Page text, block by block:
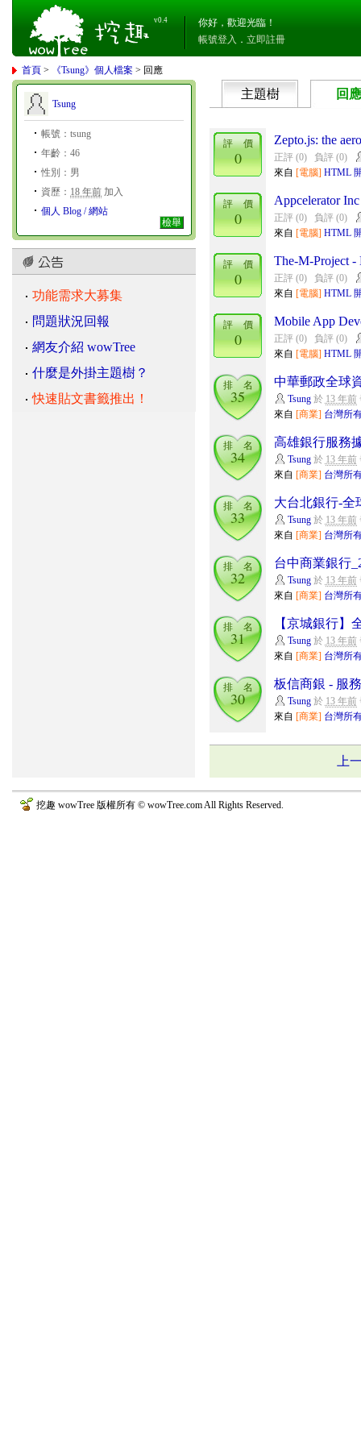
v0.4
你好，歡迎光臨！
帳號登入 ． 立即註冊
首頁 > 《Tsung》個人檔案 > 回應
Tsung
帳號：tsung
年齡：46
性別：男
資歷： 18 年前 加入
個人 Blog / 網站
檢舉
功能需求大募集
問題狀況回報
網友介紹 wowTree
什麼是外掛主題樹？
快速貼文書籤推出！
主題樹 回應
Zepto.js: the
正評 (0)
負評 (0)
來自 [電腦] HTML
評 價
0
Appcelerator
正評 (0)
負評 (0)
來自 [電腦] HTML
評 價
0
The-M-Project -
正評 (0)
負評 (0)
來自 [電腦] HTML
評 價
0
Mobile App
正評 (0)
負評 (0)
來自 [電腦] HTML
評 價
0
中華郵政全球
Tsung於 13 年前
來自 [商業] 台灣所
排 名
35
高雄銀行服務
Tsung於 13 年前
來自 [商業] 台灣所
排 名
34
大台北銀行-全
Tsung於 13 年前
來自 [商業] 台灣所
排 名
33
台中商業銀行
Tsung於 13 年前
來自 [商業] 台灣所
排 名
32
【京城銀行】
Tsung於 13 年前
來自 [商業] 台灣所
排 名
31
板信商銀 - 服
Tsung於 13 年前
來自 [商業] 台灣所
排 名
30
上
挖趣 wowTree 版權所有 © wowTree.com All Rights Reserved.